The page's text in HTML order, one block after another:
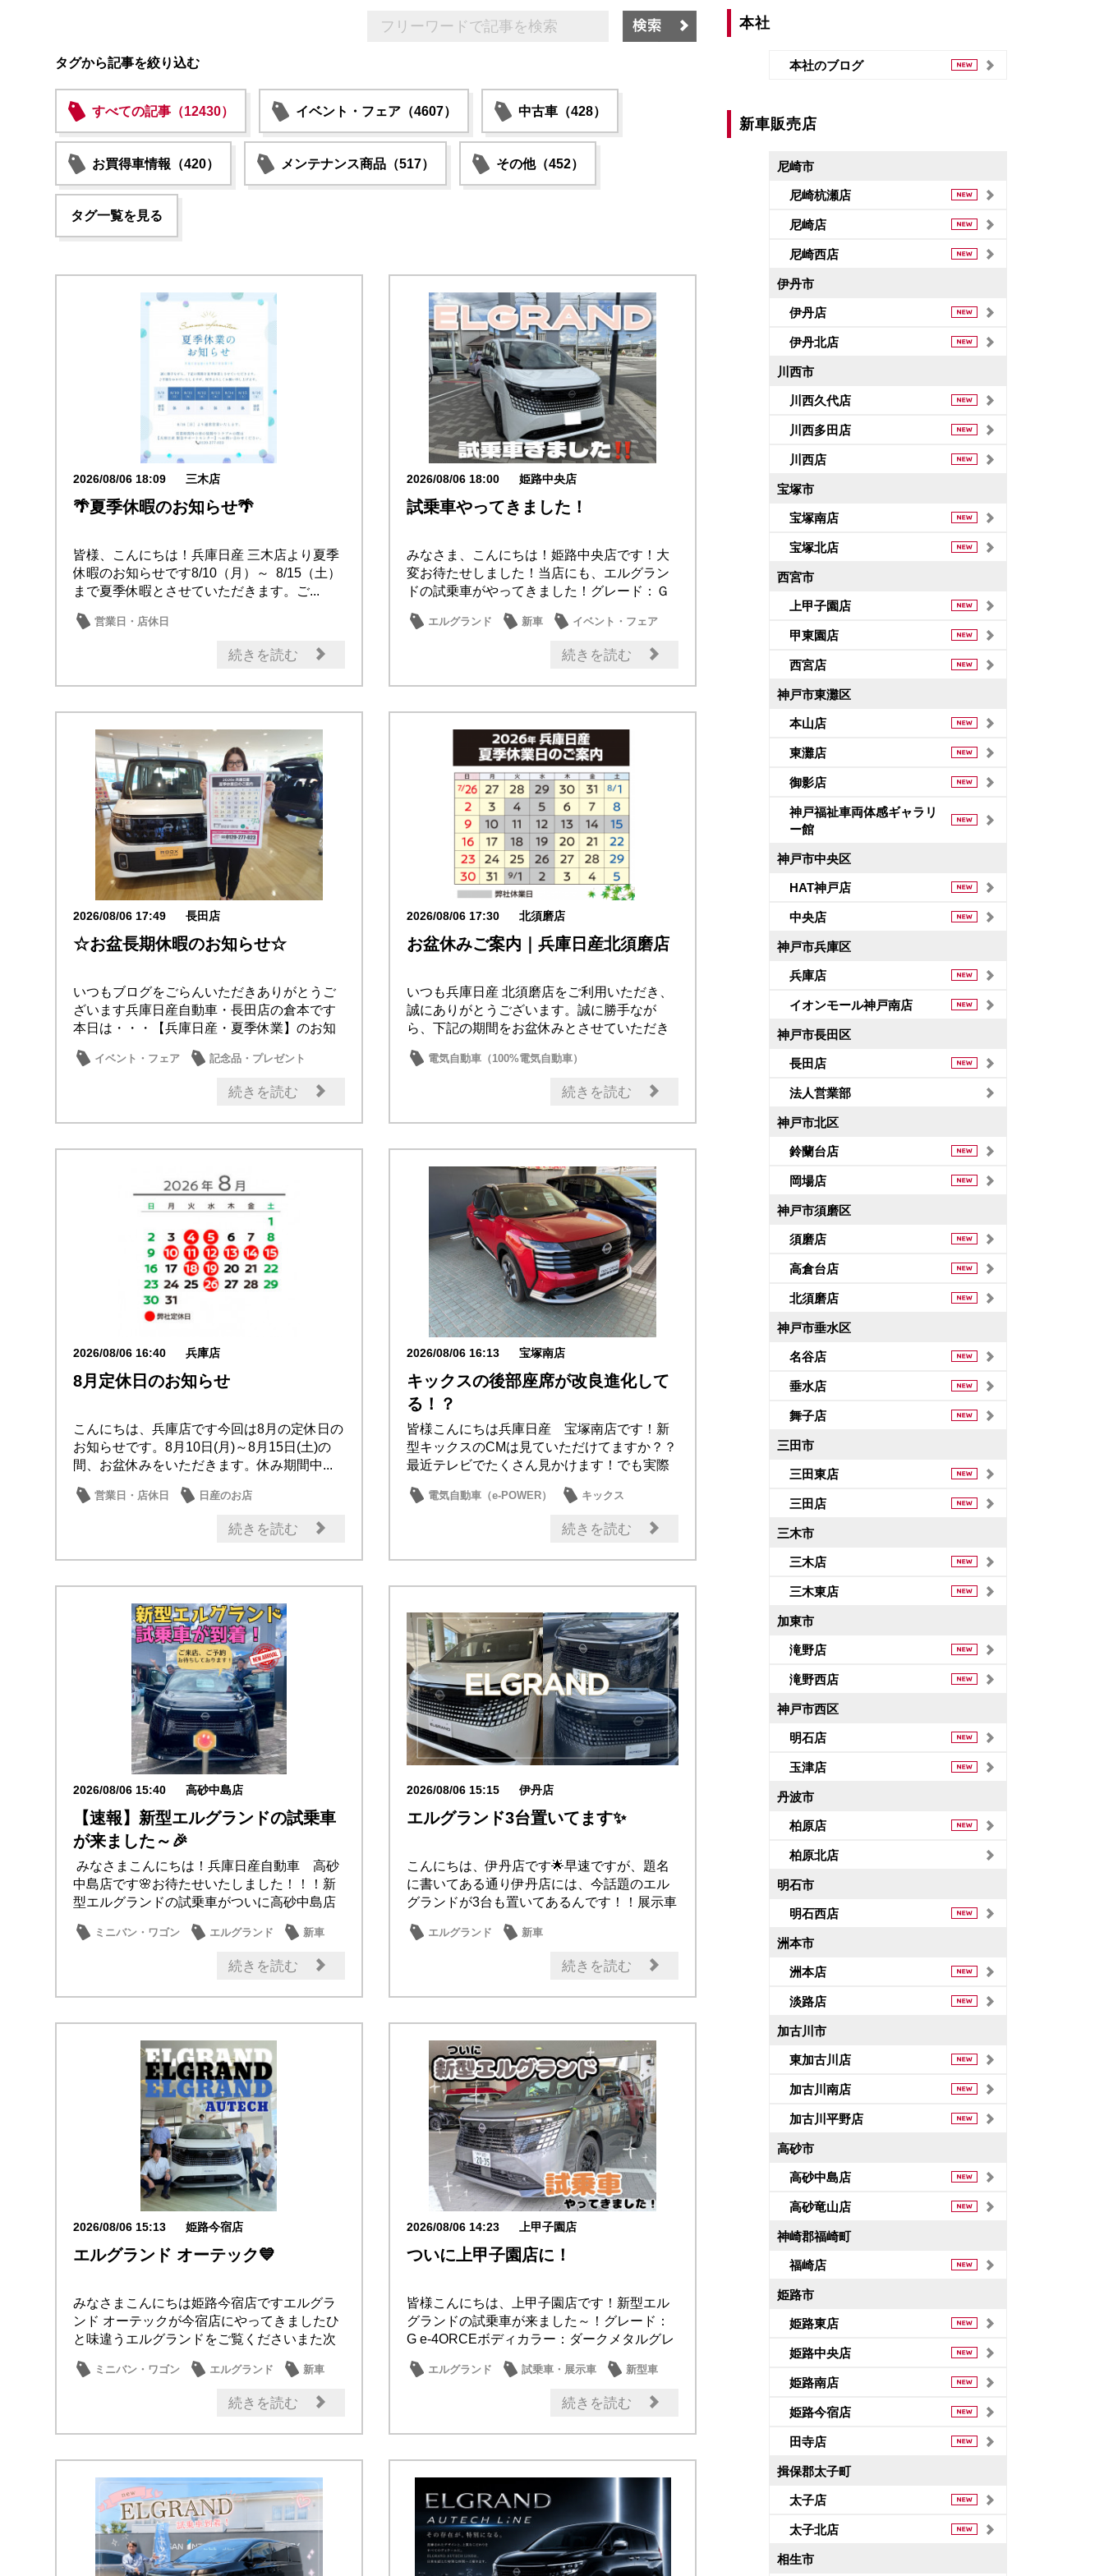
タグから記事を絞り込む
すべての記事（12430） イベント・フェア（4607） 中古車（428）
お買得車情報（420） メンテナンス商品（517） その他（452）
タグ一覧を見る
2026/08/06 18:09 三木店
🌴夏季休暇のお知らせ🌴
皆様、こんにちは！兵庫日産 三木店より夏季
休暇のお知らせです8/10（月）～ 8/15（土）
まで夏季休暇とさせていただきます。ご...
営業日・店休日
続きを読む
2026/08/06 18:00 姫路中央店
試乗車やってきました！
みなさま、こんにちは！姫路中央店です！大
変お待たせしました！当店にも、エルグラン
ドの試乗車がやってきました！グレード：Ｇ
エルグランド 新車
イベント・フェア
続きを読む
2026/08/06 17:49 長田店
☆お盆長期休暇のお知らせ☆
いつもブログをごらんいただきありがとうご
ざいます兵庫日産自動車・長田店の倉本です
本日は・・・【兵庫日産・夏季休業】のお知
イベント・フェア
記念品・プレゼント
日産のお店
続きを読む
2026/08/06 17:30 北須磨店
お盆休みご案内｜兵庫日産北須磨店
いつも兵庫日産 北須磨店をご利用いただき、
誠にありがとうございます。誠に勝手なが
ら、下記の期間をお盆休みとさせていただき
電気自動車（100%電気自動車）
イベント・フェア
続きを読む
2026/08/06 16:40 兵庫店
8月定休日のお知らせ
こんにちは、兵庫店です今回は8月の定休日の
お知らせです。8月10日(月)～8月15日(土)の
間、お盆休みをいただきます。休み期間中...
営業日・店休日 日産のお店
続きを読む
2026/08/06 16:13 宝塚南店
キックスの後部座席が改良進化して
る！？
皆様こんにちは兵庫日産 宝塚南店です！新
型キックスのCMは見ていただけてますか？？
最近テレビでたくさん見かけます！でも実際
電気自動車（e-POWER）
キックス
新型車
続きを読む
2026/08/06 15:40 高砂中島店
【速報】新型エルグランドの試乗車
が来ました～🎉
みなさまこんにちは！兵庫日産自動車 高砂
中島店です🌸お待たせいたしました！！！新
型エルグランドの試乗車がついに高砂中島店
ミニバン・ワゴン エルグランド
新車
続きを読む
2026/08/06 15:15 伊丹店
エルグランド3台置いてます✨
こんにちは、伊丹店です🌟早速ですが、題名
に書いてある通り伊丹店には、今話題のエル
グランドが3台も置いてあるんです！！展示車
エルグランド 新車
続きを読む
2026/08/06 15:13 姫路今宿店
エルグランド オーテック💙
みなさまこんにちは姫路今宿店ですエルグラ
ンド オーテックが今宿店にやってきましたひ
と味違うエルグランドをご覧くださいまた次
ミニバン・ワゴン エルグランド
新車
続きを読む
2026/08/06 14:23 上甲子園店
ついに上甲子園店に！
皆様こんにちは、上甲子園店です！新型エル
グランドの試乗車が来ました～！グレード：
G e-4ORCEボディカラー：ダークメタルグレ
エルグランド 試乗車・展示車 新型車
続きを読む
本社
本社のブログ
新車販売店
尼崎市
尼崎杭瀬店
尼崎店
尼崎西店
伊丹市
伊丹店
伊丹北店
川西市
川西久代店
川西多田店
川西店
宝塚市
宝塚南店
宝塚北店
西宮市
上甲子園店
甲東園店
西宮店
神戸市東灘区
本山店
東灘店
御影店
神戸福祉車両体感ギャラリ
ー館
神戸市中央区
HAT神戸店
中央店
神戸市兵庫区
兵庫店
イオンモール神戸南店
神戸市長田区
長田店
法人営業部
神戸市北区
鈴蘭台店
岡場店
神戸市須磨区
須磨店
高倉台店
北須磨店
神戸市垂水区
名谷店
垂水店
舞子店
三田市
三田東店
三田店
三木市
三木店
三木東店
加東市
滝野店
滝野西店
神戸市西区
明石店
玉津店
丹波市
柏原店
柏原北店
明石市
明石西店
洲本市
洲本店
淡路店
加古川市
東加古川店
加古川南店
加古川平野店
高砂市
高砂中島店
高砂竜山店
神崎郡福崎町
福崎店
姫路市
姫路東店
姫路中央店
姫路南店
姫路今宿店
田寺店
揖保郡太子町
太子店
太子北店
相生市